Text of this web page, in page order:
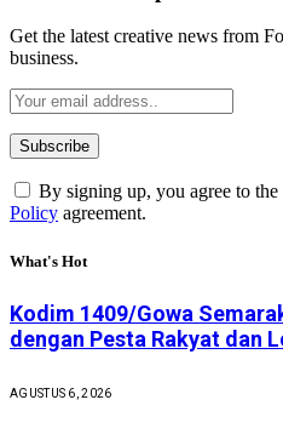
Get the latest creative news from
business.
By signing up, you agree to
Policy agreement.
What's Hot
Kodim 1409/Gowa
dengan Pesta Rakyat dan
AGUSTUS 6, 2026